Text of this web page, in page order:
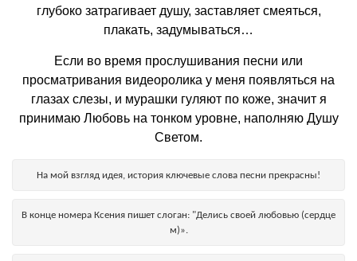
глубоко затрагивает душу, заставляет смеяться,
плакать, задумываться…
Если во время прослушивания песни или
просматривания видеоролика у меня появляться на
глазах слезы, и мурашки гуляют по коже, значит я
принимаю Любовь на тонком уровне, наполняю Душу
Светом.
На мой взгляд идея, история ключевые слова песни прекрасны!
В конце номера Ксения пишет слоган: "Делись своей любовью (сердце
м)».